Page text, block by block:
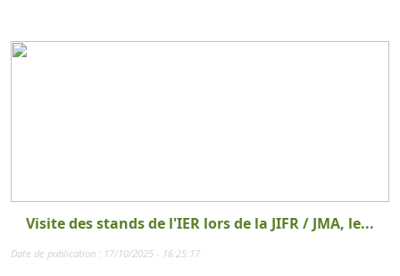
Visite des stands de l'IER lors de la JIFR / JMA, le...
Date de publication : 17/10/2025 - 16:25:17